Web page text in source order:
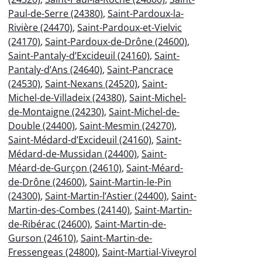
Paul-de-Serre (24380), Saint-Pardoux-la-
Rivière (24470), Saint-Pardoux-et-Vielvic
(24170), Saint-Pardoux-de-Drône (24600),
Saint-Pantaly-d’Excideuil (24160), Saint-
Pantaly-d’Ans (24640), Saint-Pancrace
(24530), Saint-Nexans (24520), Saint-
Michel-de-Villadeix (24380), Saint-Michel-
de-Montaigne (24230), Saint-Michel-de-
Double (24400), Saint-Mesmin (24270),
Saint-Médard-d’Excideuil (24160), Saint-
Médard-de-Mussidan (24400), Saint-
Méard-de-Gurçon (24610), Saint-Méard-
de-Drône (24600), Saint-Martin-le-Pin
(24300), Saint-Martin-l’Astier (24400), Saint-
Martin-des-Combes (24140), Saint-Martin-
de-Ribérac (24600), Saint-Martin-de-
Gurson (24610), Saint-Martin-de-
Fressengeas (24800), Saint-Martial-Viveyrol